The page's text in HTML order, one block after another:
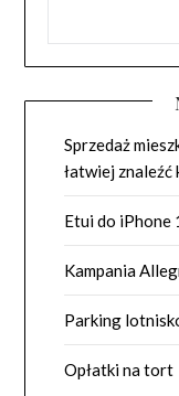
Sprzedaż
łatwiej znaleźć
Etui do iPhone
Kampania
Parking
Opłatki na tort